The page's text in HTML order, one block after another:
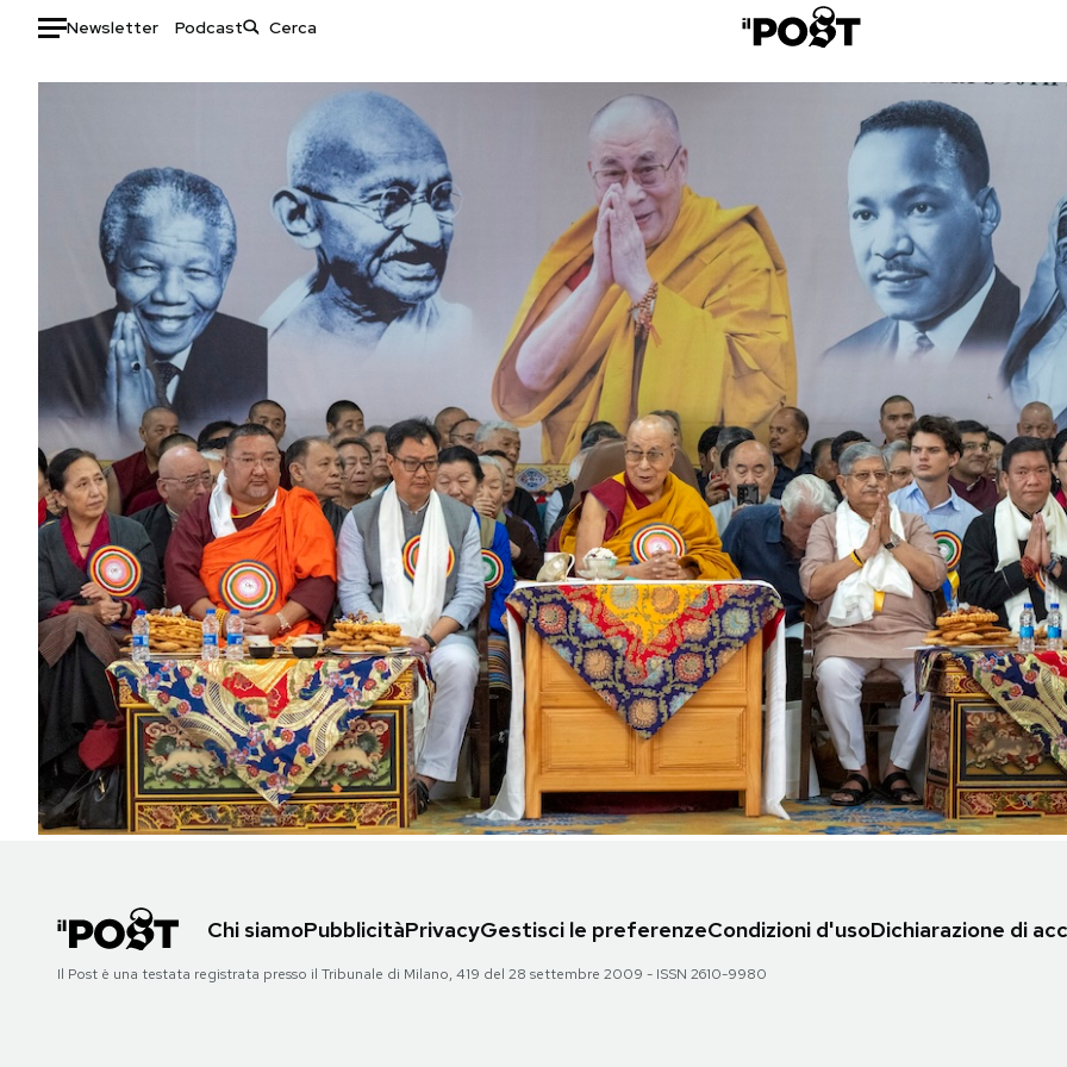
Newsletter Podcast
Auto
Italia
Mondo
Politica
Tecnologia
Internet
Scienza
Cultura
Economia
Sport
Moda
Libri
Consumismi
Storie/Idee
Ok Boomer!
Europa
Altrecose
Mondiali calcio 2026
PODCAST
NEWSLETTER
I MIEI PREFERITI
SHOP
AREA PERSONALE
Chi siamoPubblicitàPrivacyGestisci le preferenzeCondizioni d'usoDichiarazione di
Il Post è una testata registrata presso il Tribunale di Milano, 419 del 28 settembre 2009 - ISSN 2610-9980